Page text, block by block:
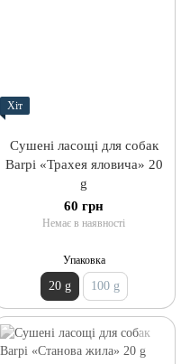
Хіт
Сушені ласощі для собак
Barpi «Трахея яловича» 20
g
60 грн
Немає в наявності
Упаковка
20 g 100 g